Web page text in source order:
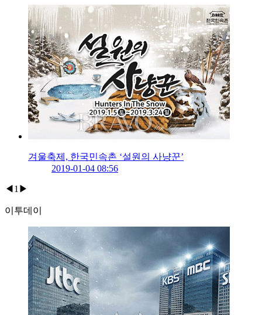
겨울축제, 한국민속촌 ‘설원의 사냥꾼’
2019-01-04 08:56
◀ 1 ▶
이투데이